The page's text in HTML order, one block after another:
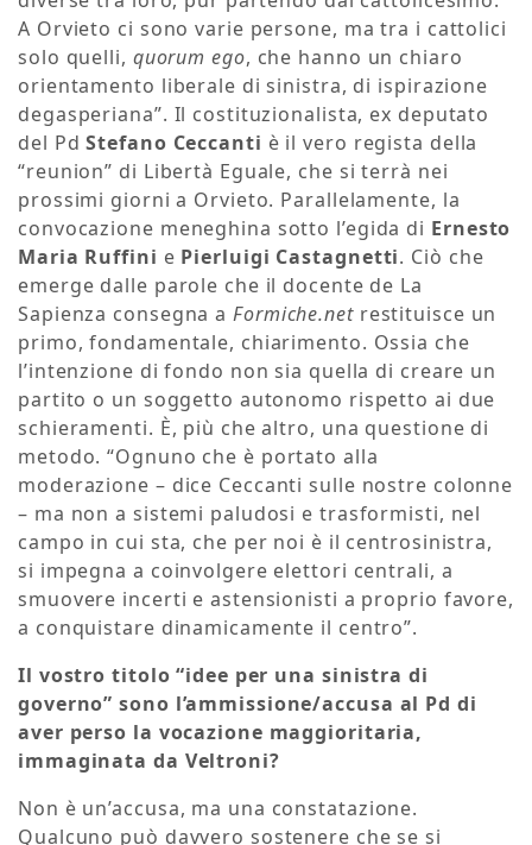
A Orvieto ci sono varie persone, ma tra i cattolici
solo quelli, quorum ego, che hanno un chiaro
orientamento liberale di sinistra, di ispirazione
degasperiana”. Il costituzionalista, ex deputato
del PdStefano Ceccanti è il vero regista della
“reunion” di Libertà Eguale, che si terrà nei
prossimi giorni a Orvieto. Parallelamente, la
convocazione meneghina sotto l’egida di Ernesto
Maria Ruffini e Pierluigi Castagnetti. Ciò che
emerge dalle parole che il docente de La
Sapienza consegna a Formiche.netrestituisce un
primo, fondamentale, chiarimento. Ossia che
l’intenzione di fondo non sia quella di creare un
partito o un soggetto autonomo rispetto ai due
schieramenti. È, più che altro, una questione di
metodo. “Ognuno che è portato alla
moderazione – dice Ceccanti sulle nostre colonne
– ma non a sistemi paludosi e trasformisti, nel
campo in cui sta, che per noi è il centrosinistra,
si impegna a coinvolgere elettori centrali, a
smuovere incerti e astensionisti a proprio favore,
a conquistare dinamicamente il centro”.
Il vostro titolo “idee per una sinistra di
governo” sono l’ammissione/accusa al Pd di
aver perso la vocazione maggioritaria,
immaginata da Veltroni?
Non è un’accusa, ma una constatazione.
Qualcuno può davvero sostenere che se si